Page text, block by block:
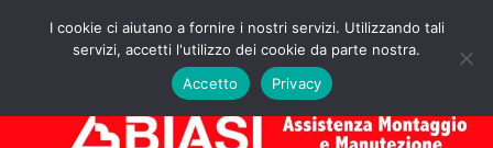
Assistenza
Caldaie
Preventivo!
MENU
I cookie ci aiutano a fornire i nostri servizi. Utilizzando tali
servizi, accetti l'utilizzo dei cookie da parte nostra.
Accetto
Privacy